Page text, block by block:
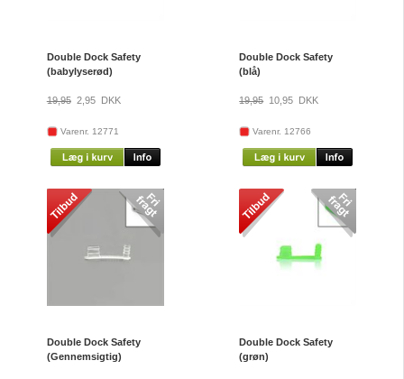
Double Dock Safety
(babylyserød)
19,95 2,95DKK
Varenr. 12771
Double Dock Safety
(blå)
19,95 10,95 DKK
Varenr. 12766
Double Dock Safety
(Gennemsigtig)
Double Dock Safety
(grøn)